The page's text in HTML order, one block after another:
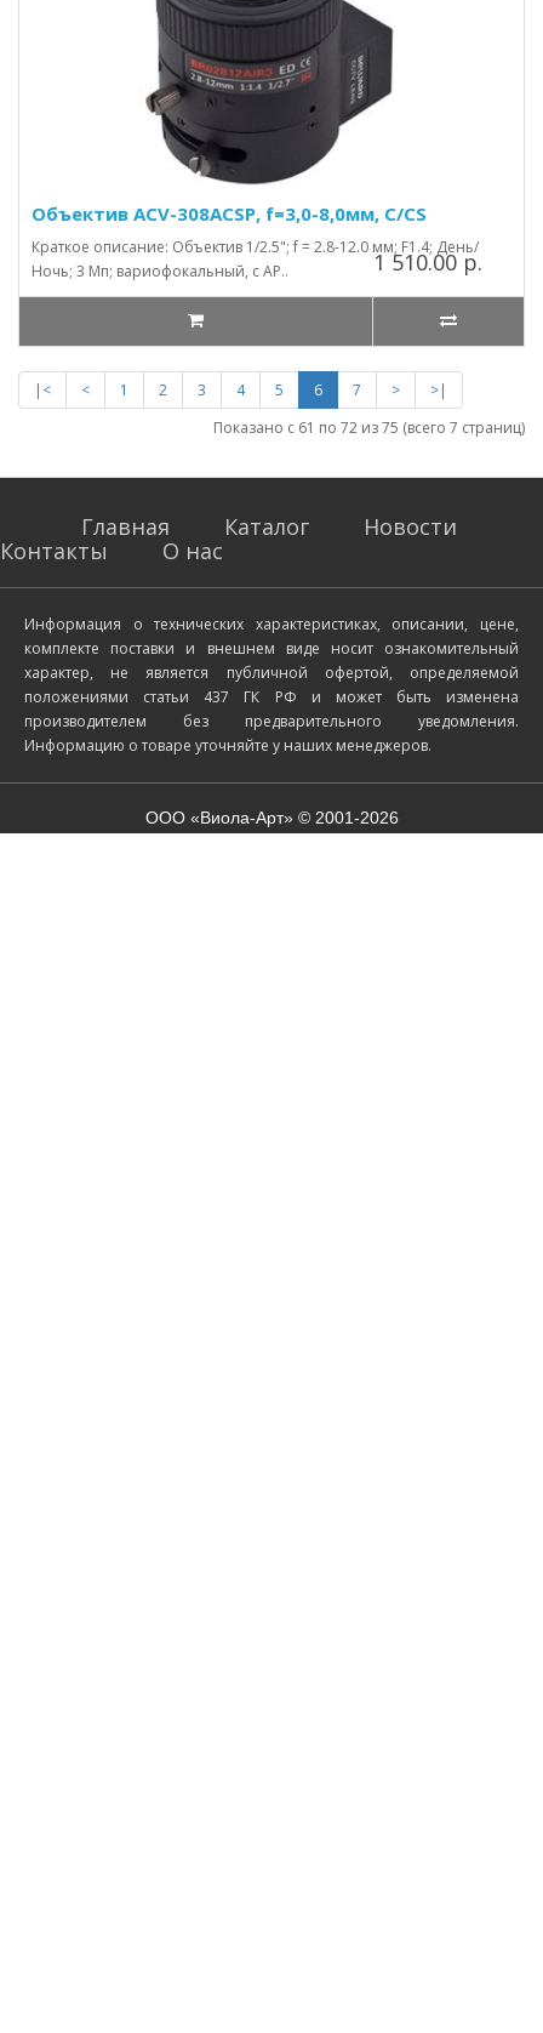
Объектив ACV-308ACSP, f=3,0-8,0мм, C/CS
Краткое описание: Объектив 1/2.5"; f = 2.8-12.0 мм; F1.4; День/
Ночь; 3 Мп; вариофокальный, с АР..
1 510.00 р.
|< < 1 2 3 4 5 6 7 >
>|
Показано с 61 по 72 из 75 (всего 7 страниц)
Главная Каталог
Новости
Контакты
О нас
Информация о технических характеристиках, описании, цене,
комплекте поставки и внешнем виде носит ознакомительный
характер, не является публичной офертой, определяемой
положениями статьи 437 ГК РФ и может быть изменена
производителем без предварительного уведомления.
Информацию о товаре уточняйте у наших менеджеров.
ООО «Виола-Арт» © 2001-2026